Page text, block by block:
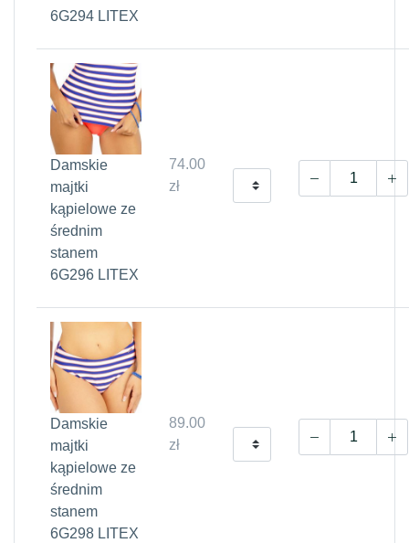
6G294 LITEX
Damskie
majtki
kąpielowe ze
średnim
stanem
6G296 LITEX
74.00
zł
Damskie
majtki
kąpielowe ze
średnim
stanem
6G298 LITEX
89.00
zł